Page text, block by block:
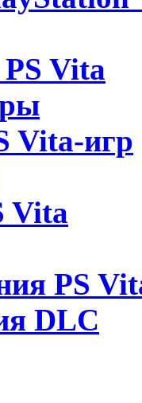
Vita
Vita-игр
Vita
PS
DLC